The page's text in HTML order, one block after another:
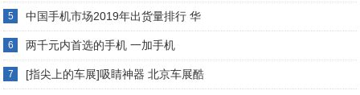
5 中国手机市场2019年出货量排行 华
6 两千元内首选的手机 一加手机
7 [指尖上的车展]吸睛神器 北京车展酷